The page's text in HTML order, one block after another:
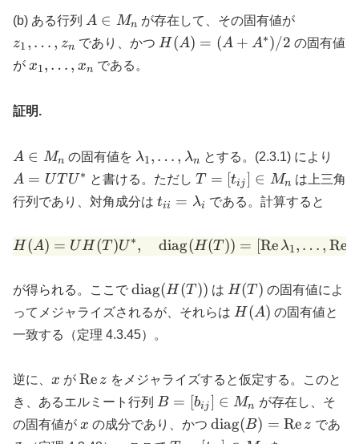
[\mathrm{Re}\,
z_i]_{i=1}^n
(b) ある行列
A
\in
M_n
A ∈ Mn が存在して、その固有値が
z1 , … , zn であり、かつ H(A)
H (A) = (A + A∗)/2 の固有値
が x_1,\dots,x_n
x1, … , xn である。
証明.
A
\in
M_n
A ∈ Mn の固有値を \lambda_1,\dots,\lambda_n
λ1, … , λn とする。(2.3.1) により
A = UT U∗ と書ける。ただし T=
[t_{ij}]\in
M_n
T = [tij] ∈ Mn は上三角
行列であり、対角成分は t_{ii} =
tii = λi である。計算すると
H(A) = U H(T) U^*,
H (A) = UH (T )U∗, diag(H(T)) = [Re λ1, … , Re
が得られる。ここで \mathrm{diag}
(H(T))
diag(H (T )) は H(T)
H(T) の固有値によ
ってメジャライズされるが、それらは H(A)
H (A) の固有値と
一致する（定理 4.3.45）。
逆に、 x
x が \mathrm{Re}\,z
Re z をメジャライズすると仮定する。このと
き、あるエルミート行列
B=
[b_{ij}]\in
M_n
B = [bij ] ∈ Mn が存在し、そ
の固有値が x
x の成分であり、かつ \mathrm{diag}
diag(B) = Re z であ